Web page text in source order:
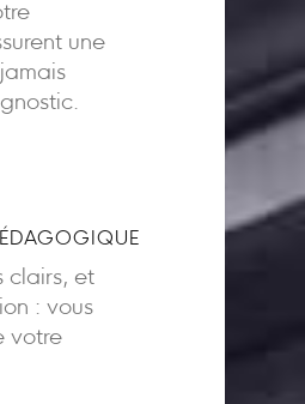
une
clairs, et
: vous
votre